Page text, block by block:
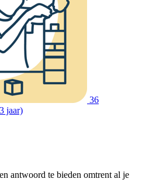
36
jaar)
antwoord te bieden omtrent al je